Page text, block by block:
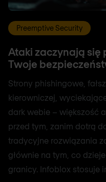
Preemptive Security
Ataki zaczynają się
Twoje
Strony phishingowe,
kierowniczej,
dark webie – większość
przed tym, zanim dotrą
tradycyjne rozwiązania
głównie na tym, co
granicy. Infoblox stosuje